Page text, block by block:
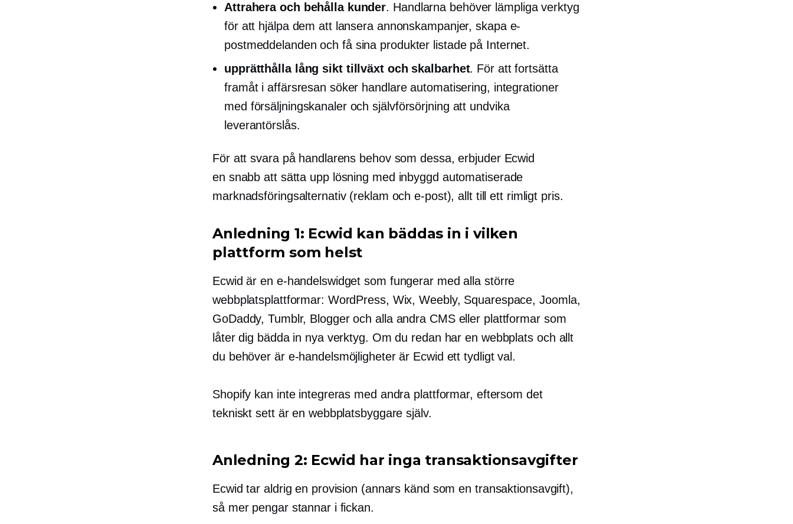
Attrahera och behålla kunder. Handlarna behöver lämpliga verktyg
för att hjälpa dem att lansera annonskampanjer, skapa e-
postmeddelanden och få sina produkter listade på Internet.
upprätthålla lång sikttillväxt och skalbarhet. För att fortsätta
framåt i affärsresan söker handlare automatisering, integrationer
med försäljningskanaler ochsjälvförsörjning att undvika
leverantörslås.
För att svara på handlarens behov som dessa, erbjuder Ecwid
en snabb att sätta upplösning med inbyggd automatiserade
marknadsföringsalternativ (reklam och e-post), allt till ett rimligt pris.
Anledning 1: Ecwid kan bäddas in i vilken
plattform som helst
Ecwid är en e-handelswidget som fungerar med alla större
webbplatsplattformar: WordPress, Wix, Weebly, Squarespace, Joomla,
GoDaddy, Tumblr, Blogger och alla andra CMS eller plattformar som
låter dig bädda in nya verktyg. Om du redan har en webbplats och allt
du behöver är e-handelsmöjligheter är Ecwid ett tydligt val.
Shopify kan inte integreras med andra plattformar, eftersom det
tekniskt sett är en webbplatsbyggare själv.
Anledning 2: Ecwid har inga transaktionsavgifter
Ecwid tar aldrig en provision (annars känd som en transaktionsavgift),
så mer pengar stannar i fickan.